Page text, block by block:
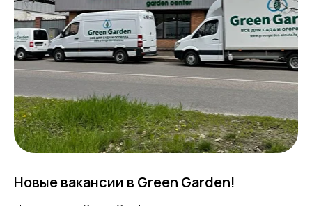
Новые вакансии в Green Garden!